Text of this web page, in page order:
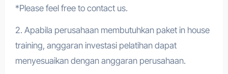
*Please feel free to contact us.
2. Apabila perusahaan membutuhkan paket in house
training, anggaran investasi pelatihan dapat
menyesuaikan dengan anggaran perusahaan.